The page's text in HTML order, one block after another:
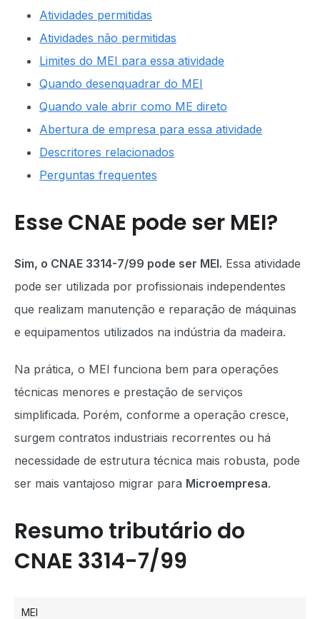
Atividades permitidas
Atividades não permitidas
Limites do MEI para essa atividade
Quando desenquadrar do MEI
Quando vale abrir como ME direto
Abertura de empresa para essa atividade
Descritores relacionados
Perguntas frequentes
Esse CNAE pode ser MEI?
Sim, o CNAE 3314-7/99 pode ser MEI. Essa atividade
pode ser utilizada por profissionais independentes
que realizam manutenção e reparação de máquinas
e equipamentos utilizados na indústria da madeira.
Na prática, o MEI funciona bem para operações
técnicas menores e prestação de serviços
simplificada. Porém, conforme a operação cresce,
surgem contratos industriais recorrentes ou há
necessidade de estrutura técnica mais robusta, pode
ser mais vantajoso migrar para Microempresa.
Resumo tributário do
CNAE 3314-7/99
MEI